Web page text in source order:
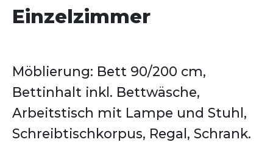
Einzelzimmer
Möblierung: Bett 90/200 cm,
Bettinhalt inkl. Bettwäsche,
Arbeitstisch mit Lampe und Stuhl,
Schreibtischkorpus, Regal, Schrank.